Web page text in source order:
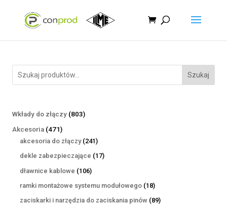
Szukaj
Wkłady do złączy 803803
Akcesoria 471471
produktów
akcesoria do złączy 241241
produktów
dekle zabezpieczające 1717
dławnice kablowe 106106
produktów
ramki montażowe systemu modułowego 1818
produktów
zaciskarki i narzędzia do zaciskania pinów 8989